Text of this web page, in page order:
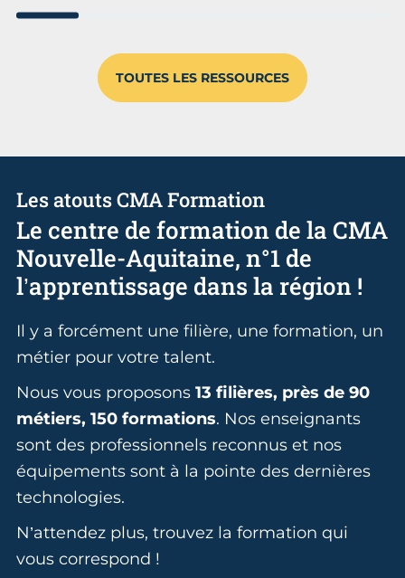
TOUTES LES RESSOURCES
Le centre de formation de la CMA
Nouvelle-Aquitaine, n°1 de
l’apprentissage dans la région !
Les atouts CMA Formation
Il y a forcément une filière, une formation, un
métier pour votre talent.
Nous vous proposons 13 filières, près de 90
métiers, 150 formations. Nos enseignants
sont des professionnels reconnus et nos
équipements sont à la pointe des dernières
technologies.
N’attendez plus, trouvez la formation qui
vous correspond !